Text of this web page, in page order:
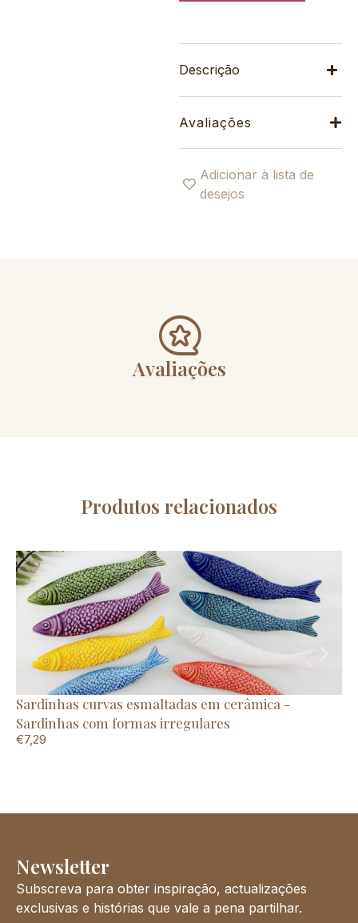
Descrição
Avaliações
Adicionar à lista de
desejos
Avaliações
Produtos relacionados
Sardinhas curvas esmaltadas em cerâmica -
Sardinhas com formas irregulares
€7,29
Newsletter
Subscreva para obter inspiração, actualizações
exclusivas e histórias que vale a pena partilhar.